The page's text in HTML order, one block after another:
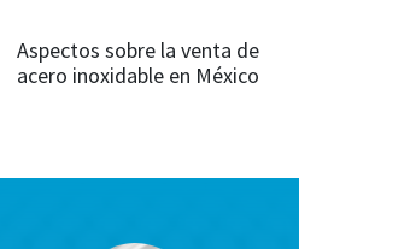
Aspectos sobre la venta de
acero inoxidable en México